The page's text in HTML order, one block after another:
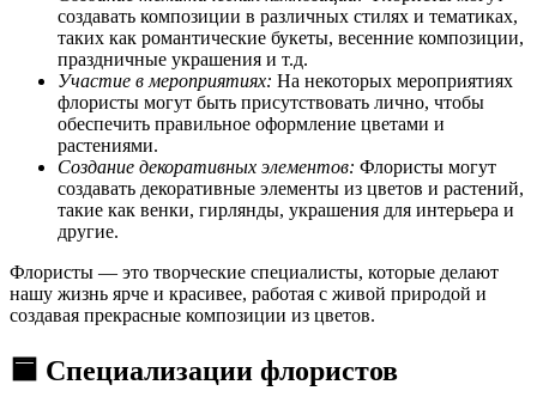
создавать композиции в различных стилях и тематиках,
таких как романтические букеты, весенние композиции,
праздничные украшения и т.д.
Участие в мероприятиях: На некоторых мероприятиях
флористы могут быть присутствовать лично, чтобы
обеспечить правильное оформление цветами и
растениями.
Создание декоративных элементов: Флористы могут
создавать декоративные элементы из цветов и растений,
такие как венки, гирлянды, украшения для интерьера и
другие.
Флористы — это творческие специалисты, которые делают
нашу жизнь ярче и красивее, работая с живой природой и
создавая прекрасные композиции из цветов.
🟦 Специализации флористов